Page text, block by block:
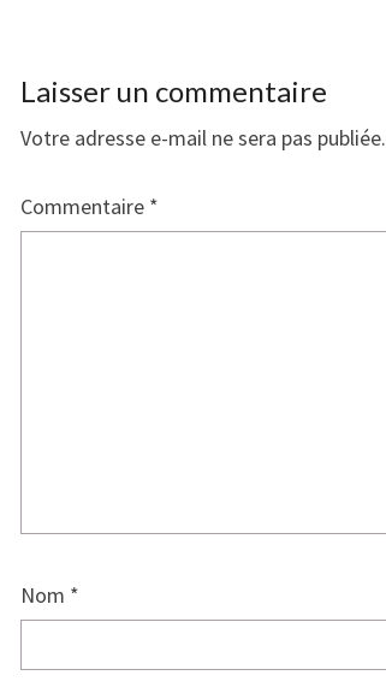
Laisser un commentaire
Votre adresse e-mail ne sera pas publiée.
Commentaire *
Nom *